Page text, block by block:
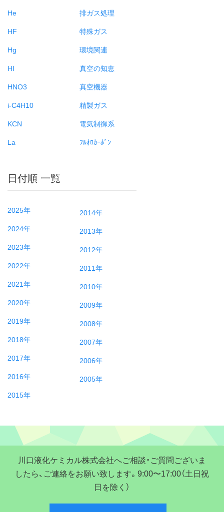
He
HF
Hg
HI
HNO3
i-C4H10
KCN
La
排ガス処理
特殊ガス
環境関連
真空の知恵
真空機器
精製ガス
電気制御系
ﾌﾙｵﾛｶｰﾎﾞﾝ
日付順 一覧
2025年
2024年
2023年
2022年
2021年
2020年
2019年
2018年
2017年
2016年
2015年
2014年
2013年
2012年
2011年
2010年
2009年
2008年
2007年
2006年
2005年
川口液化ケミカル株式会社へご相談・ご質問ございま
したら、ご連絡をお願い致します。9:00〜17:00（土日祝
日を除く）